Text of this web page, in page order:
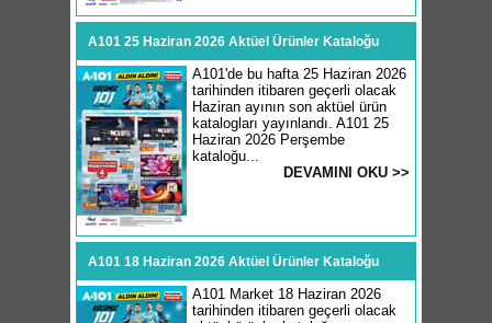
A101 25 Haziran 2026 Aktüel Ürünler Kataloğu
A101'de bu hafta 25 Haziran 2026
tarihinden itibaren geçerli olacak
Haziran ayının son aktüel ürün
katalogları yayınlandı. A101 25
Haziran 2026 Perşembe
kataloğu...
DEVAMINI OKU >>
A101 18 Haziran 2026 Aktüel Ürünler Kataloğu
A101 Market 18 Haziran 2026
tarihinden itibaren geçerli olacak